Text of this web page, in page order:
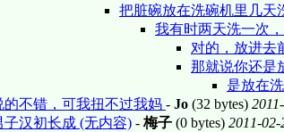
把脏碗放在洗碗机里几天
我有时两天洗一次
对的，放进去
那就说你还是
是放在
的不错，可我扭不过我妈 - Jo (32 bytes)
汉初长成 (无内容) - 梅子 (0 bytes) 2011-